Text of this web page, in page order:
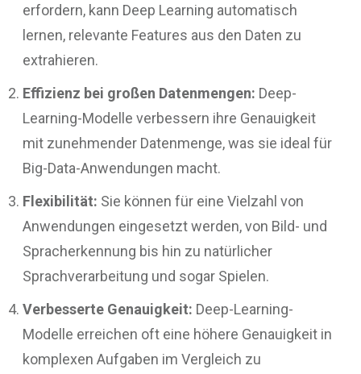
erfordern, kann Deep Learning automatisch
lernen, relevante Features aus den Daten zu
extrahieren.
Effizienz bei großen Datenmengen: Deep-
Learning-Modelle verbessern ihre Genauigkeit
mit zunehmender Datenmenge, was sie ideal für
Big-Data-Anwendungen macht.
Flexibilität: Sie können für eine Vielzahl von
Anwendungen eingesetzt werden, von Bild- und
Spracherkennung bis hin zu natürlicher
Sprachverarbeitung und sogar Spielen.
Verbesserte Genauigkeit: Deep-Learning-
Modelle erreichen oft eine höhere Genauigkeit in
komplexen Aufgaben im Vergleich zu